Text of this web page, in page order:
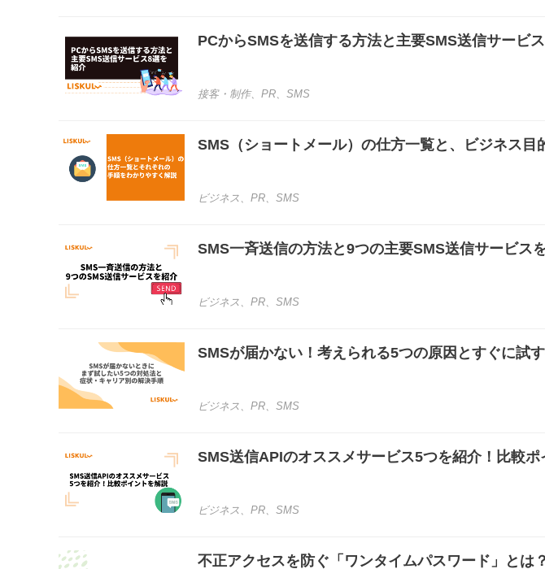
PCからSMSを送信する方法と主要SMS送信サービ
接客・制作、 PR、 SMS
SMS（ショートメール）の仕方一覧と、ビジネス目
ビジネス 、 PR、 SMS
SMS一斉送信の方法と9つの主要SMS送信サービス
ビジネス 、 PR、 SMS
SMSが届かない！考えられる5つの原因とすぐに試
ビジネス 、 PR、 SMS
SMS送信APIのオススメサービス5つを紹介！比較ポ
ビジネス 、 PR、 SMS
不正アクセスを防ぐ「ワンタイムパスワード」とは